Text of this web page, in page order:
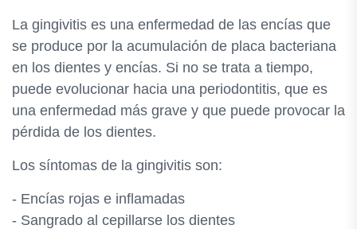
La gingivitis es una enfermedad de las encías que
se produce por la acumulación de placa bacteriana
en los dientes y encías. Si no se trata a tiempo,
puede evolucionar hacia una periodontitis, que es
una enfermedad más grave y que puede provocar la
pérdida de los dientes.
Los síntomas de la gingivitis son:
- Encías rojas e inflamadas
- Sangrado al cepillarse los dientes